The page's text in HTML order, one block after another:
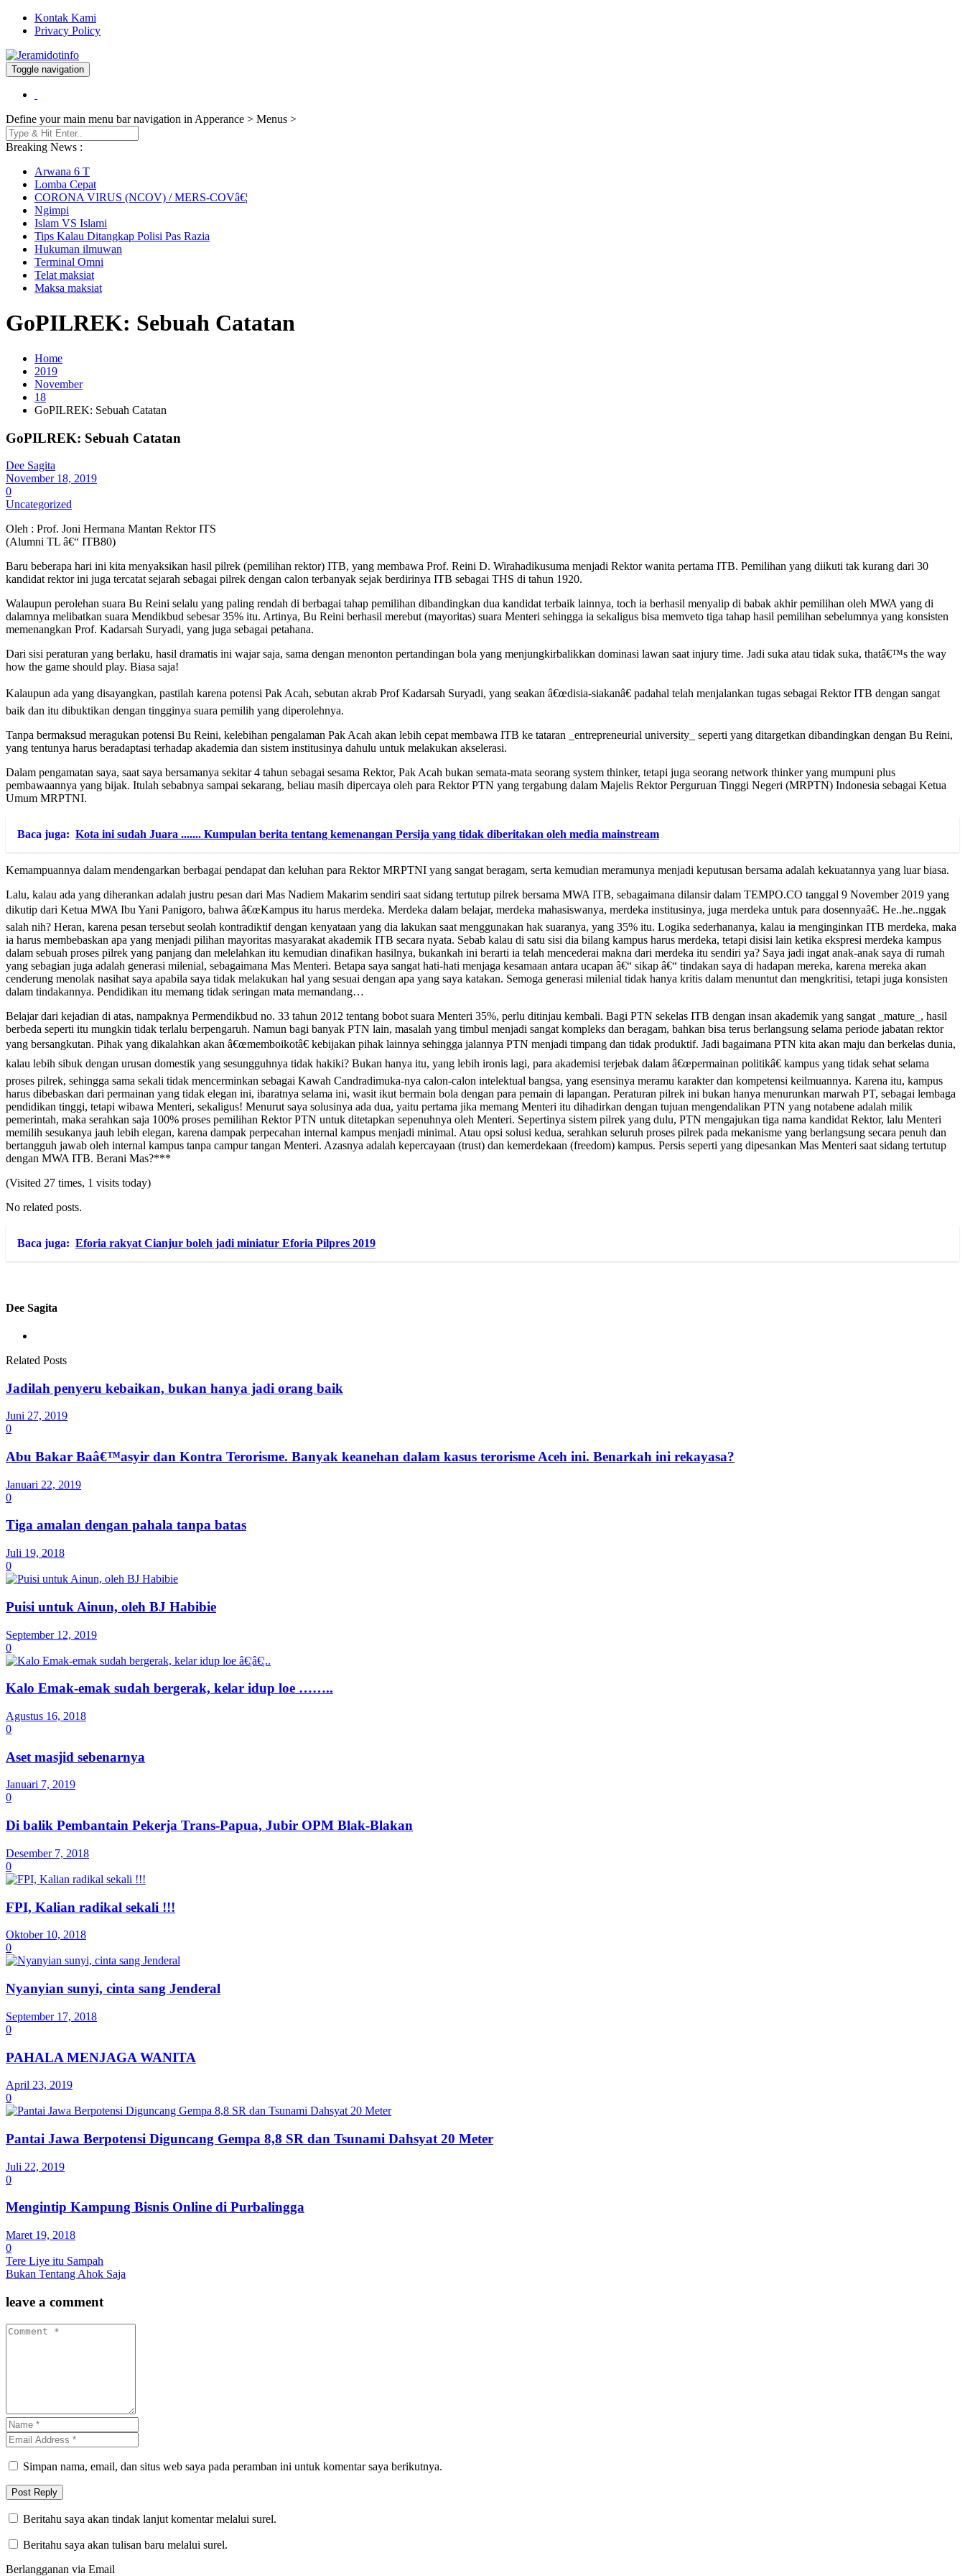
Kontak Kami
Privacy Policy
Jeramidotinfo
Berita dan Informasi Terkini
Toggle navigation
Define your main menu bar navigation in Apperance > Menus >
Breaking News :
Arwana 6 T
Lomba Cepat
CORONA VIRUS (NCOV) / MERS-COVâ€¦
Ngimpi
Islam VS Islami
Tips Kalau Ditangkap Polisi Pas Razia
Hukuman ilmuwan
Terminal Omni
Telat maksiat
Maksa maksiat
GoPILREK: Sebuah Catatan
Home
2019
November
18
GoPILREK: Sebuah Catatan
GoPILREK: Sebuah Catatan
Dee Sagita
November 18, 2019
0
Uncategorized
Oleh : Prof. Joni Hermana Mantan Rektor ITS
(Alumni TL â€“ ITB80)
Baru beberapa hari ini kita menyaksikan hasil pilrek (pemilihan rektor) ITB, yang membawa Prof. Reini D. Wirahadikusuma menjadi Rektor wanita pertama ITB. Pemilihan yang diikuti tak kurang dari 30
kandidat rektor ini juga tercatat sejarah sebagai pilrek dengan calon terbanyak sejak berdirinya ITB sebagai THS di tahun 1920.
Walaupun perolehan suara Bu Reini selalu yang paling rendah di berbagai tahap pemilihan dibandingkan dua kandidat terbaik lainnya, toch ia berhasil menyalip di babak akhir pemilihan oleh MWA yang di
dalamnya melibatkan suara Mendikbud sebesar 35% itu. Artinya, Bu Reini berhasil merebut (mayoritas) suara Menteri sehingga ia sekaligus bisa memveto tiga tahap hasil pemilihan sebelumnya yang konsisten
memenangkan Prof. Kadarsah Suryadi, yang juga sebagai petahana.
Dari sisi peraturan yang berlaku, hasil dramatis ini wajar saja, sama dengan menonton pertandingan bola yang menjungkirbalikkan dominasi lawan saat injury time. Jadi suka atau tidak suka, thatâ€™s the way
how the game should play. Biasa saja!
Kalaupun ada yang disayangkan, pastilah karena potensi Pak Acah, sebutan akrab Prof Kadarsah Suryadi, yang seakan â€œdisia-siakanâ€ padahal telah menjalankan tugas sebagai Rektor ITB dengan sangat
baik dan itu dibuktikan dengan tingginya suara pemilih yang diperolehnya.
Tanpa bermaksud meragukan potensi Bu Reini, kelebihan pengalaman Pak Acah akan lebih cepat membawa ITB ke tataran _entrepreneurial university_ seperti yang ditargetkan dibandingkan dengan Bu Reini,
yang tentunya harus beradaptasi terhadap akademia dan sistem institusinya dahulu untuk melakukan akselerasi.
Dalam pengamatan saya, saat saya bersamanya sekitar 4 tahun sebagai sesama Rektor, Pak Acah bukan semata-mata seorang system thinker, tetapi juga seorang network thinker yang mumpuni plus
pembawaannya yang bijak. Itulah sebabnya sampai sekarang, beliau masih dipercaya oleh para Rektor PTN yang tergabung dalam Majelis Rektor Perguruan Tinggi Negeri (MRPTN) Indonesia sebagai Ketua
Umum MRPTNI.
Baca juga: Kota ini sudah Juara ....... Kumpulan berita tentang kemenangan Persija yang tidak diberitakan oleh media mainstream
Kemampuannya dalam mendengarkan berbagai pendapat dan keluhan para Rektor MRPTNI yang sangat beragam, serta kemudian meramunya menjadi keputusan bersama adalah kekuatannya yang luar biasa.
Lalu, kalau ada yang diherankan adalah justru pesan dari Mas Nadiem Makarim sendiri saat sidang tertutup pilrek bersama MWA ITB, sebagaimana dilansir dalam TEMPO.CO tanggal 9 November 2019 yang
dikutip dari Ketua MWA Ibu Yani Panigoro, bahwa â€œKampus itu harus merdeka. Merdeka dalam belajar, merdeka mahasiswanya, merdeka institusinya, juga merdeka untuk para dosennyaâ€. He..he..nggak
salah nih? Heran, karena pesan tersebut seolah kontradiktif dengan kenyataan yang dia lakukan saat menggunakan hak suaranya, yang 35% itu. Logika sederhananya, kalau ia menginginkan ITB merdeka, maka
ia harus membebaskan apa yang menjadi pilihan mayoritas masyarakat akademik ITB secara nyata. Sebab kalau di satu sisi dia bilang kampus harus merdeka, tetapi disisi lain ketika ekspresi merdeka kampus
dalam sebuah proses pilrek yang panjang dan melelahkan itu kemudian dinafikan hasilnya, bukankah ini berarti ia telah mencederai makna dari merdeka itu sendiri ya? Saya jadi ingat anak-anak saya di rumah
yang sebagian juga adalah generasi milenial, sebagaimana Mas Menteri. Betapa saya sangat hati-hati menjaga kesamaan antara ucapan â€“ sikap â€“ tindakan saya di hadapan mereka, karena mereka akan
cenderung menolak nasihat saya apabila saya tidak melakukan hal yang sesuai dengan apa yang saya katakan. Semoga generasi milenial tidak hanya kritis dalam menuntut dan mengkritisi, tetapi juga konsisten
dalam tindakannya. Pendidikan itu memang tidak seringan mata memandang…
Belajar dari kejadian di atas, nampaknya Permendikbud no. 33 tahun 2012 tentang bobot suara Menteri 35%, perlu ditinjau kembali. Bagi PTN sekelas ITB dengan insan akademik yang sangat _mature_, hasil
berbeda seperti itu mungkin tidak terlalu berpengaruh. Namun bagi banyak PTN lain, masalah yang timbul menjadi sangat kompleks dan beragam, bahkan bisa terus berlangsung selama periode jabatan rektor
yang bersangkutan. Pihak yang dikalahkan akan â€œmemboikotâ€ kebijakan pihak lainnya sehingga jalannya PTN menjadi timpang dan tidak produktif. Jadi bagaimana PTN kita akan maju dan berkelas dunia,
kalau lebih sibuk dengan urusan domestik yang sesungguhnya tidak hakiki? Bukan hanya itu, yang lebih ironis lagi, para akademisi terjebak dalam â€œpermainan politikâ€ kampus yang tidak sehat selama
proses pilrek, sehingga sama sekali tidak mencerminkan sebagai Kawah Candradimuka-nya calon-calon intelektual bangsa, yang esensinya meramu karakter dan kompetensi keilmuannya. Karena itu, kampus
harus dibebaskan dari permainan yang tidak elegan ini, ibaratnya selama ini, wasit ikut bermain bola dengan para pemain di lapangan. Peraturan pilrek ini bukan hanya menurunkan marwah PT, sebagai lembaga
pendidikan tinggi, tetapi wibawa Menteri, sekaligus! Menurut saya solusinya ada dua, yaitu pertama jika memang Menteri itu dihadirkan dengan tujuan mengendalikan PTN yang notabene adalah milik
pemerintah, maka serahkan saja 100% proses pemilihan Rektor PTN untuk ditetapkan sepenuhnya oleh Menteri. Sepertinya sistem pilrek yang dulu, PTN mengajukan tiga nama kandidat Rektor, lalu Menteri
memilih sesukanya jauh lebih elegan, karena dampak perpecahan internal kampus menjadi minimal. Atau opsi solusi kedua, serahkan seluruh proses pilrek pada mekanisme yang berlangsung secara penuh dan
bertangguh jawab oleh internal kampus tanpa campur tangan Menteri. Azasnya adalah kepercayaan (trust) dan kemerdekaan (freedom) kampus. Persis seperti yang dipesankan Mas Menteri saat sidang tertutup
dengan MWA ITB. Berani Mas?***
(Visited 27 times, 1 visits today)
No related posts.
Baca juga: Eforia rakyat Cianjur boleh jadi miniatur Eforia Pilpres 2019
Dee Sagita
Related Posts
Jadilah penyeru kebaikan, bukan hanya jadi orang baik
Juni 27, 2019
0
Abu Bakar Baâ€™asyir dan Kontra Terorisme. Banyak keanehan dalam kasus terorisme Aceh ini. Benarkah ini rekayasa?
Januari 22, 2019
0
Tiga amalan dengan pahala tanpa batas
Juli 19, 2018
0
Puisi untuk Ainun, oleh BJ Habibie
September 12, 2019
0
Kalo Emak-emak sudah bergerak, kelar idup loe ……..
Agustus 16, 2018
0
Aset masjid sebenarnya
Januari 7, 2019
0
Di balik Pembantain Pekerja Trans-Papua, Jubir OPM Blak-Blakan
Desember 7, 2018
0
FPI, Kalian radikal sekali !!!
Oktober 10, 2018
0
Nyanyian sunyi, cinta sang Jenderal
September 17, 2018
0
PAHALA MENJAGA WANITA
April 23, 2019
0
Pantai Jawa Berpotensi Diguncang Gempa 8,8 SR dan Tsunami Dahsyat 20 Meter
Juli 22, 2019
0
Mengintip Kampung Bisnis Online di Purbalingga
Maret 19, 2018
0
Tere Liye itu Sampah
Bukan Tentang Ahok Saja
leave a comment
Simpan nama, email, dan situs web saya pada peramban ini untuk komentar saya berikutnya.
Beritahu saya akan tindak lanjut komentar melalui surel.
Beritahu saya akan tulisan baru melalui surel.
Berlangganan via Email